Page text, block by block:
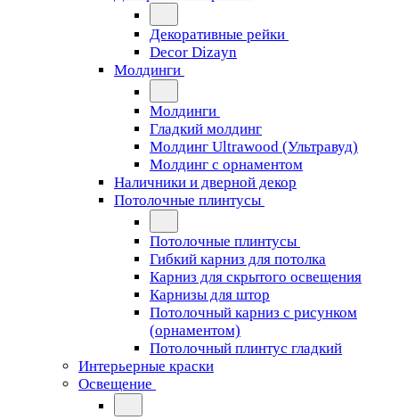
Декоративные рейки
Decor Dizayn
Молдинги
Молдинги
Гладкий молдинг
Молдинг Ultrawood (Ультравуд)
Молдинг с орнаментом
Наличники и дверной декор
Потолочные плинтусы
Потолочные плинтусы
Гибкий карниз для потолка
Карниз для скрытого освещения
Карнизы для штор
Потолочный карниз с рисунком
(орнаментом)
Потолочный плинтус гладкий
Интерьерные краски
Освещение